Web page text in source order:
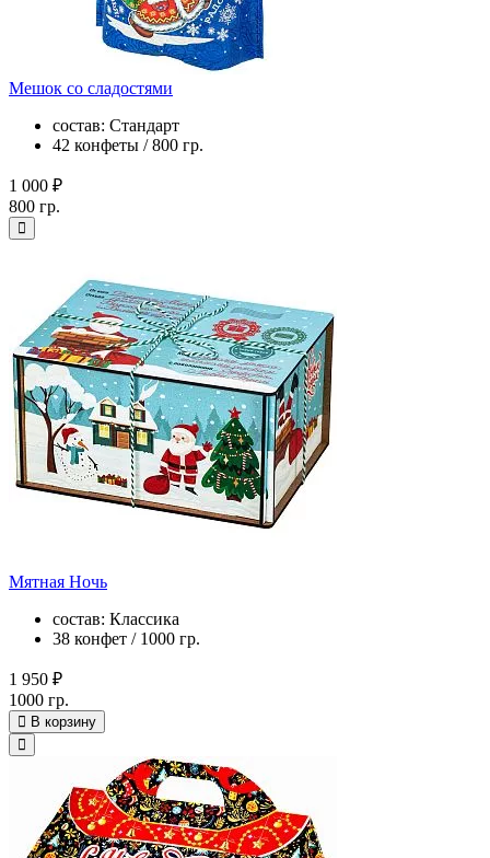
Мешок со сладостями
состав: Стандарт
42 конфеты / 800 гр.
1 000 ₽
800 гр.
Мятная Ночь
состав: Классика
38 конфет / 1000 гр.
1 950 ₽
1000 гр.
В корзину